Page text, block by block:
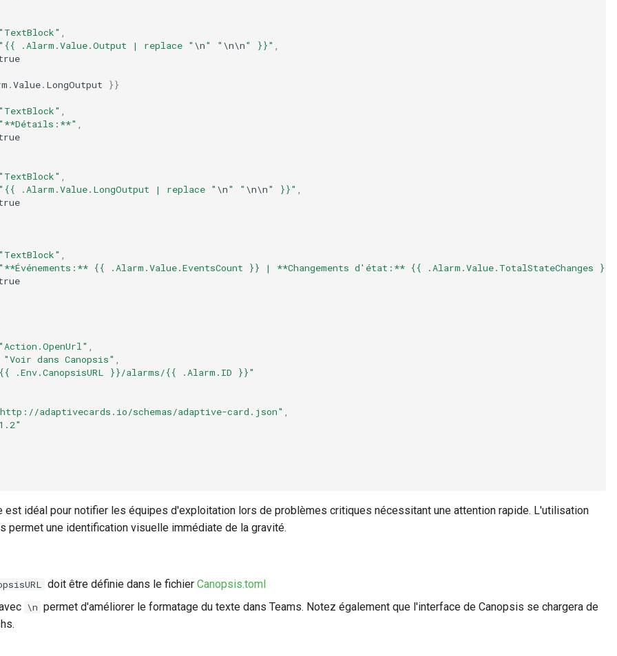
"TextBlock"
"{{ .Alarm.Value.Output | replace " \n" " \n\n" }}"
.Value. LongOutput
}}
"TextBlock"
"**Détails:**"
"TextBlock"
"{{ .Alarm.Value.LongOutput | replace " \n" " \n\n" }}"
"TextBlock"
"**Événements:** {{ .Alarm.Value.EventsCount }} | **Changements d'état:** {{ .Alarm.Value.TotalStateChanges }}"
"Action.OpenUrl"
"Voir dans Canopsis"
.Env.CanopsisURL }}/alarms/{{ .Alarm.ID }}"
adaptivecards.io/schemas/adaptive-card.json"
est idéal pour notifier les équipes d'exploitation lors de problèmes critiques nécessitant une attention rapide. L'utilisation
permet une identification visuelle immédiate de la gravité.
doit être définie dans le fichier Canopsis.toml
\n permet d'améliorer le formatage du texte dans Teams. Notez également que l'interface de Canopsis se chargera de